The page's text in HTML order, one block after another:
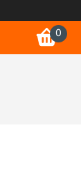
0